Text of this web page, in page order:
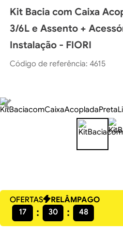
Kit Bacia com Caixa
3/6L e Assento +
Instalação - FIORI
Código de referência: 4615
OFERTAS
RELÂMPAGO
17
30 48